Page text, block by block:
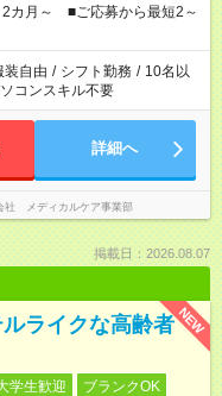
ど、ご希望を教えてください
合計で週40時間を超える場
2カ月～ ■ご応募から最短2～
装自由 / シフト勤務 / 10名以
コンスキル不要
詳細へ
社 メディカルケア事業部
掲載日：2026.08.07
NEW
ライクな高齢者
学生歓迎
ブランクOK